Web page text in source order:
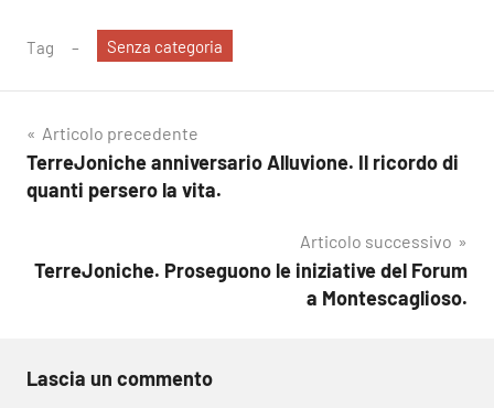
Tag Senza categoria
Navigazione
articoli
Articolo precedente
TerreJoniche anniversario Alluvione. Il ricordo di
quanti persero la vita.
Articolo successivo
TerreJoniche. Proseguono le iniziative del Forum
a Montescaglioso.
Lascia un commento